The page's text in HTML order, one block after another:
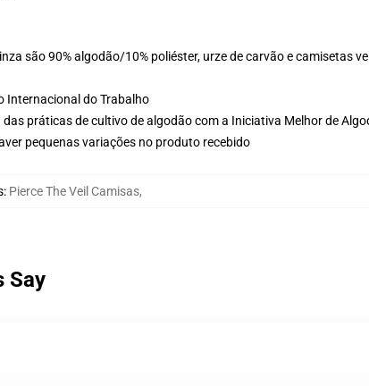
são 90% algodão/10% poliéster, urze de carvão e camisetas
Internacional do Trabalho
práticas de cultivo de algodão com a Iniciativa Melhor de
pequenas variações no produto recebido
: Pierce The Veil Camisas,
Say